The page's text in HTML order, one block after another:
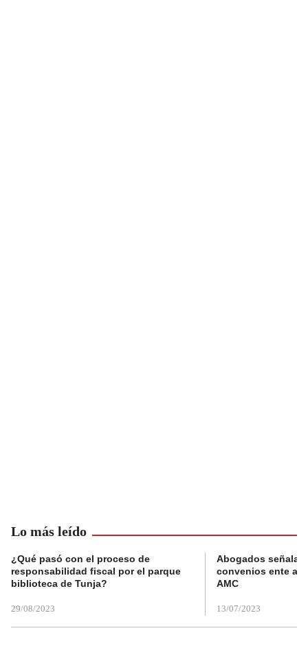
Lo más leído
¿Qué pasó con el proceso de
responsabilidad fiscal por el parque
biblioteca de Tunja?
29/08/2023
Abogados
convenios ente
AMC
13/07/2023